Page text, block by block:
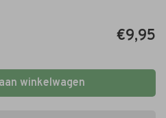
€9,95
winkelwagen